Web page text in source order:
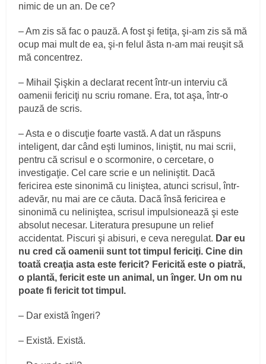
nimic de un an. De ce?
– Am zis să fac o pauză. A fost şi fetiţa, şi-am zis să mă
ocup mai mult de ea, şi-n felul ăsta n-am mai reuşit să
mă concentrez.
– Mihail Şişkin a declarat recent într-un interviu că
oamenii fericiţi nu scriu romane. Era, tot aşa, într-o
pauză de scris.
– Asta e o discuţie foarte vastă. A dat un răspuns
inteligent, dar când eşti luminos, liniştit, nu mai scrii,
pentru că scrisul e o scormonire, o cercetare, o
investigaţie. Cel care scrie e un neliniştit. Dacă
fericirea este sinonimă cu liniştea, atunci scrisul, într-
adevăr, nu mai are ce căuta. Dacă însă fericirea e
sinonimă cu neliniştea, scrisul impulsionează şi este
absolut necesar. Literatura presupune un relief
accidentat. Piscuri şi abisuri, e ceva neregulat. Dar eu
nu cred că oamenii sunt tot timpul fericiţi. Cine din
toată creaţia asta este fericit? Fericită este o piatră,
o plantă, fericit este un animal, un înger. Un om nu
poate fi fericit tot timpul.
– Dar există îngeri?
– Există. Există.